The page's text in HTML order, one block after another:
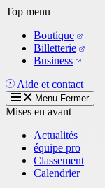
Aller
contenu
principal
Top menu
Boutique
Billetterie
Business
Aide et contact
Menu Fermer
Mises en avant
Actualités
équipe pro
Classement
Calendrier